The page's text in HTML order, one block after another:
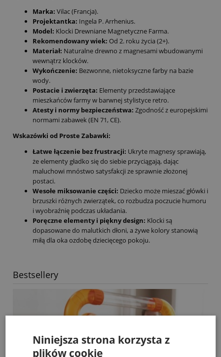
Marka: Vilac (Francja).
Projektantka: Ingela P. Arrhenius.
Model: Klocki Drewniane Magnetyczne Farma.
Rekomendowany wiek: Od 2. roku życia (2+).
Materiał: Naturalne drewno z magnesami wbudowanymi
wewnątrz klocków.
Wykończenie: Bezwonne, nietoksyczne farby na bazie
wody.
Postacie i zwierzęta: Elementy przedstawiające
mieszkańców farmy w barwnej stylistyce retro.
Atesty i normy bezpieczeństwa: Zgodność z europejskimi
normami zabawek (EN 71, CE).
Wskazówki od Proste Zabawki:
Łatwe łączenie bez frustracji: Ukryte magnesy sprawiają,
że elementy gładko się do siebie przyciągają, dając
maluchowi mnóstwo satysfakcji ze sprawnie złożonej
postaci.
Wesołe miksowanie części: Dziecko może mieszać główki i
brzuszki różnych zwierzątek, co rozbudza poczucie humoru
i wyobraźnię podczas układania.
Poręczne elementy i piękny design: Klocki są
dopasowane do malutkich dłoni, a żywe kolory stanowią
miłą dla oka ozdobę dziecięcego pokoju.
Bestsellery
Niniejsza strona korzysta z
plików cookie